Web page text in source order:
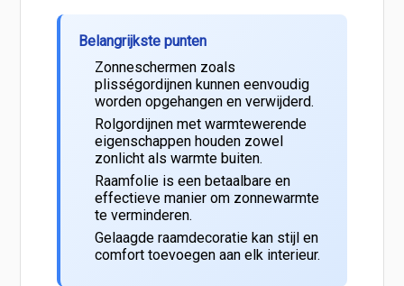
Belangrijkste punten
Zonneschermen zoals
plisségordijnen kunnen eenvoudig
worden opgehangen en verwijderd.
Rolgordijnen met warmtewerende
eigenschappen houden zowel
zonlicht als warmte buiten.
Raamfolie is een betaalbare en
effectieve manier om zonnewarmte
te verminderen.
Gelaagde raamdecoratie kan stijl en
comfort toevoegen aan elk interieur.